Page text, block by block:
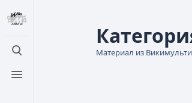
Открыть поиск
Открыть меню
Материал из